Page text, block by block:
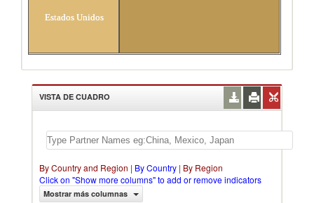
Estados Unidos
VISTA DE CUADRO
By Country and Region | By Country | By Region
Click on "Show more columns" to add or remove indicators
Mostrar más columnas